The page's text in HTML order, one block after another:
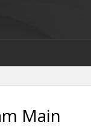
Main